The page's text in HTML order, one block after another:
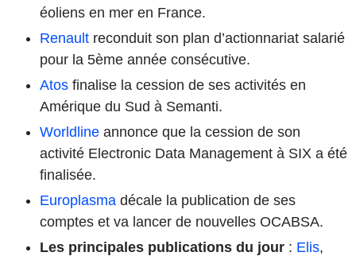
éoliens en mer en France.
Renault reconduit son plan d’actionnariat salarié
pour la 5ème année consécutive.
Atos finalise la cession de ses activités en
Amérique du Sud à Semanti.
Worldline annonce que la cession de son
activité Electronic Data Management à SIX a été
finalisée.
Europlasma décale la publication de ses
comptes et va lancer de nouvelles OCABSA.
Les principales publications du jour : Elis,